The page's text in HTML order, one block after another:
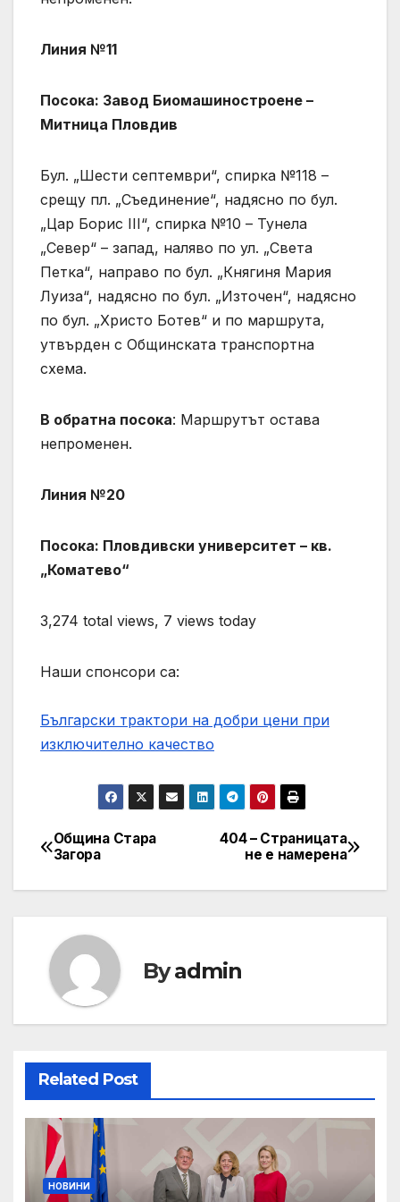
Линия №11
Посока: Завод Биомашиностроене –
Митница Пловдив
Бул. „Шести септември“, спирка №118 –
срещу пл. „Съединение“, надясно по бул.
„Цар Борис III“, спирка №10 – Тунела
„Север“ – запад, наляво по ул. „Света
Петка“, направо по бул. „Княгиня Мария
Луиза“, надясно по бул. „Източен“, надясно
по бул. „Христо Ботев“ и по маршрута,
утвърден с Общинската транспортна
схема.
В обратна посока: Маршрутът остава
непроменен.
Линия №20
Посока: Пловдивски университет – кв.
„Коматево“
3,274 total views, 7 views today
Наши спонсори са:
Български трактори на добри цени при
изключително качество
Post
navigation
404 – Страницата
не е намерена
Община Стара
Загора
Byadmin
Related Post
НОВИНИ